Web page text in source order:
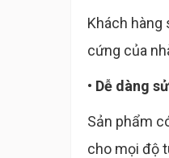
Khách hàng
cứng của
• Dễ dàng
Sản phẩm
cho mọi độ